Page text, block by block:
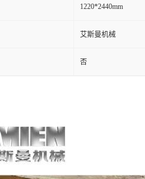
1220*2440mm
艾斯曼机械
否